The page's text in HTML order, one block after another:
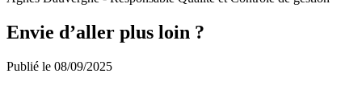
Envie d’aller plus loin ?
Publié le 08/09/2025